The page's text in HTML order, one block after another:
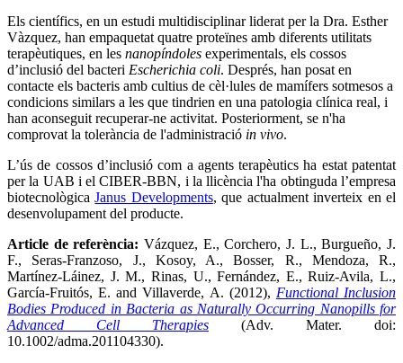
Els científics, en un estudi multidisciplinar liderat per la Dra. Esther
Vàzquez, han empaquetat quatre proteïnes amb diferents utilitats
terapèutiques, en les nanopíndoles experimentals, els cossos
d’inclusió del bacteri Escherichia coli. Després, han posat en
contacte els bacteris amb cultius de cèl·lules de mamífers sotmesos a
condicions similars a les que tindrien en una patologia clínica real, i
han aconseguit recuperar-ne activitat. Posteriorment, se n'ha
comprovat la tolerància de l'administració in vivo.
L’ús de cossos d’inclusió com a agents terapèutics ha estat patentat
per la UAB i el CIBER-BBN, i la llicència l'ha obtinguda l’empresa
biotecnològicaJanus Developments, que actualment inverteix en el
desenvolupament del producte.
Article de referència: Vázquez, E., Corchero, J. L., Burgueño, J.
F., Seras-Franzoso, J., Kosoy, A., Bosser, R., Mendoza, R.,
Martínez-Láinez, J. M., Rinas, U., Fernández, E., Ruiz-Avila, L.,
García-Fruitós, E. and Villaverde, A. (2012), Functional Inclusion
Bodies Produced in Bacteria as Naturally Occurring Nanopills for
Advanced Cell Therapies (Adv. Mater. doi:
10.1002/adma.201104330).